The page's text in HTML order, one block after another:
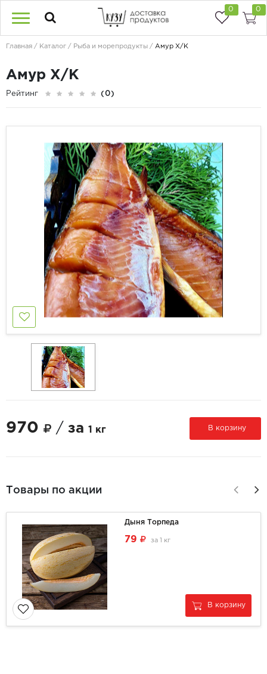
0 0
Главная Каталог Рыба и морепродукты Амур Х/К
Амур Х/К
Рейтинг (0)
970 / за 1 кг В корзину
Товары по акции
Дыня Торпеда
79 за 1 кг
В корзину